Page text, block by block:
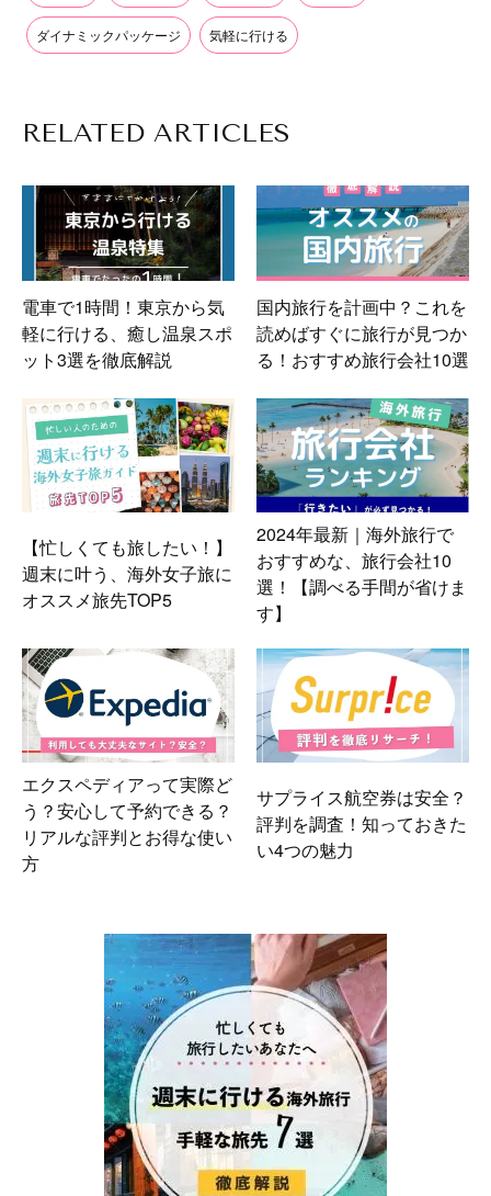
ダイナミックパッケージ 気軽に行ける
RELATED ARTICLES
電車で1時間！東京から気
軽に行ける、癒し温泉スポ
ット3選を徹底解説
国内旅行を計画中？これを
読めばすぐに旅行が見つか
る！おすすめ旅行会社10選
【忙しくても旅したい！】
週末に叶う、海外女子旅に
オススメ旅先TOP5
2024年最新｜海外旅行で
おすすめな、旅行会社10
選！【調べる手間が省けま
す】
エクスペディアって実際ど
う？安心して予約できる？
リアルな評判とお得な使い
方
サプライス航空券は安全？
評判を調査！知っておきた
い4つの魅力